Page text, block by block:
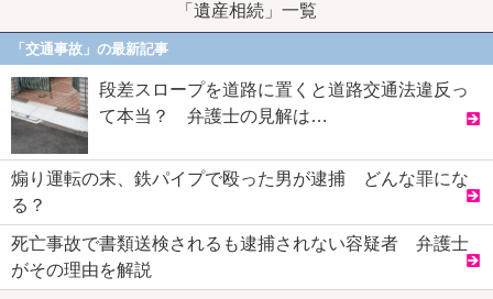
「遺産相続」一覧
「交通事故」の最新記事
段差スロープを道路に置くと道路交通法違反っ
て本当？ 弁護士の見解は…
煽り運転の末、鉄パイプで殴った男が逮捕 どんな罪にな
る？
死亡事故で書類送検されるも逮捕されない容疑者 弁護士
がその理由を解説